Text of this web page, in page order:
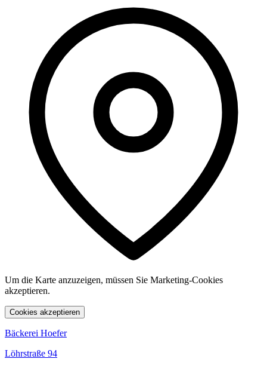
Um die Karte anzuzeigen, müssen Sie Marketing-Cookies
akzeptieren.
Cookies akzeptieren
Bäckerei Hoefer
Löhrstraße 94